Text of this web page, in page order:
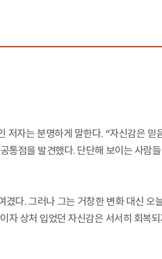
자는 분명하게 말한다. “자신감은
점을 발견했다. 단단해 보이는 사람
다. 그러나 그는 거창한 변화 대신
상처 입었던 자신감은 서서히 회복